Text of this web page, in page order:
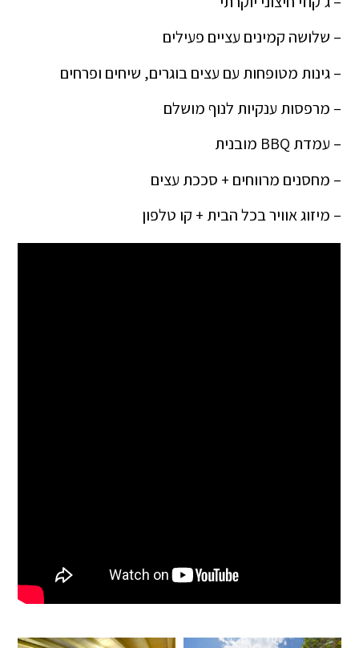
– שלושה קמינים עציים פעילים
– גינות מטופחות עם עצים בוגרים, שיחים ופרחים
– מרפסות ענקיות לנוף מושלם
– עמדת BBQ מובנית
– מחסנים מרווחים + סככת עצים
– מיזוג אוויר בכל הבית + קו טלפון